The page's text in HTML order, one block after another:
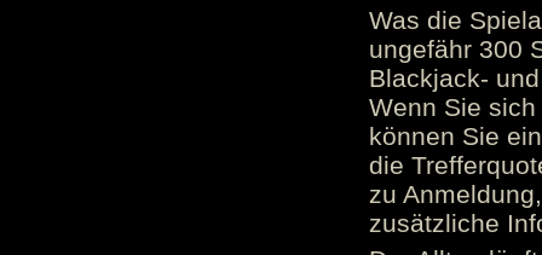
Was die
ungefähr 300
Blackjack-
Wenn Sie
können Sie
die
zu
zusätzliche